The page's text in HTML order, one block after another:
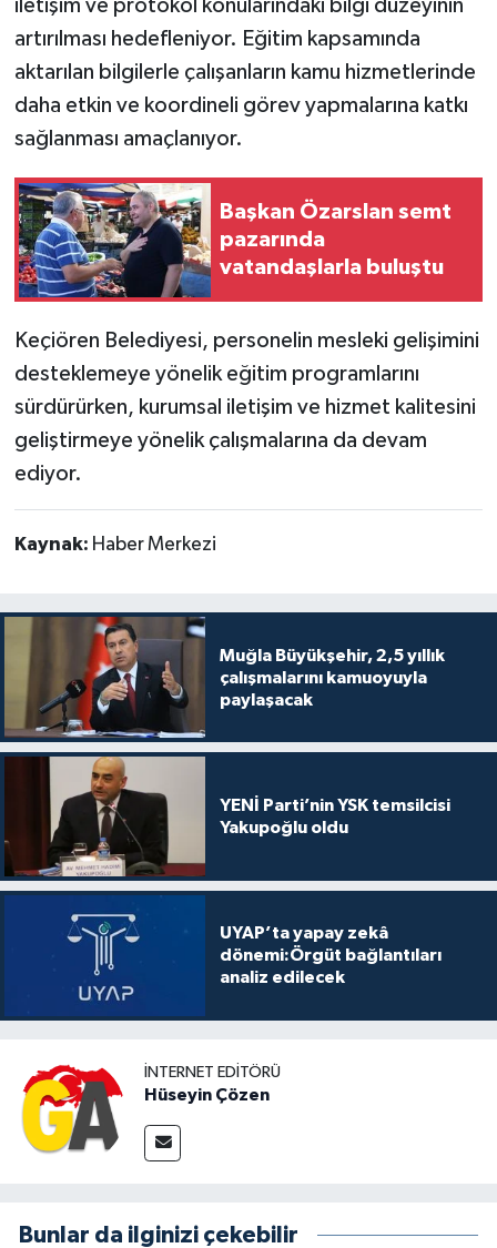
iletişim ve protokol konularındaki bilgi düzeyinin
artırılması hedefleniyor. Eğitim kapsamında
aktarılan bilgilerle çalışanların kamu hizmetlerinde
daha etkin ve koordineli görev yapmalarına katkı
sağlanması amaçlanıyor.
Başkan Özarslan semt
pazarında
vatandaşlarla buluştu
Keçiören Belediyesi, personelin mesleki gelişimini
desteklemeye yönelik eğitim programlarını
sürdürürken, kurumsal iletişim ve hizmet kalitesini
geliştirmeye yönelik çalışmalarına da devam
ediyor.
Kaynak: Haber Merkezi
Muğla Büyükşehir, 2,5 yıllık
çalışmalarını kamuoyuyla
paylaşacak
YENİ Parti’nin YSK temsilcisi
Yakupoğlu oldu
UYAP’ta yapay zekâ
dönemi:Örgüt bağlantıları
analiz edilecek
İNTERNET EDITÖRÜ
Hüseyin Çözen
Bunlar da ilginizi çekebilir